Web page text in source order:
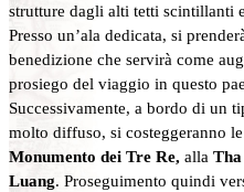
strutture dagli alti tetti scintillanti
Presso un’ala dedicata, si
benedizione che servirà come
prosiego del viaggio in questo
Successivamente, a bordo di un
molto diffuso, si costeggeranno
Monumento dei Tre Re, alla Tha
Luang. Proseguimento quindi